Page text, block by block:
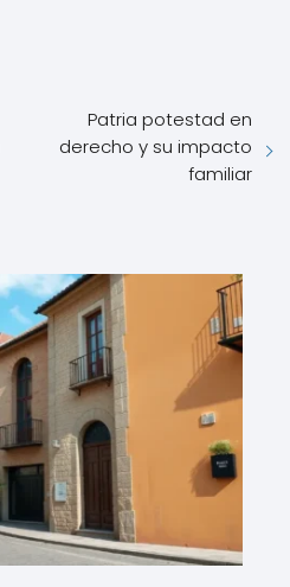
Patria potestad en
derecho y su impacto
familiar